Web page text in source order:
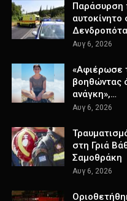
Παράσυρση
αυτοκίνητο
Αυγ 6, 2026
«Αφιέρωσε
βοηθώντας
ανάγκη»,…
Αυγ 6, 2026
στη Γριά
Σαμοθράκη
Αυγ 6, 2026